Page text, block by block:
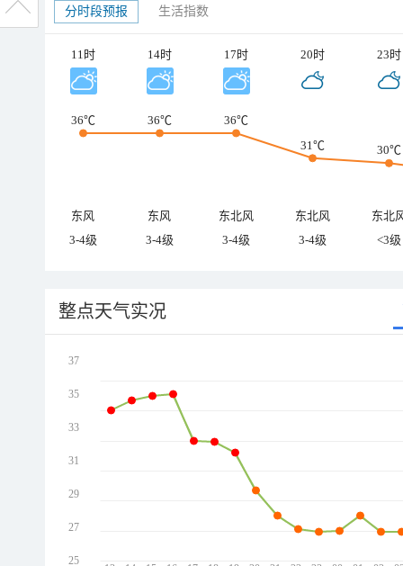
分时段预报 生活指数
11时 14时 17时 20时 23时
36℃ 36℃
36℃
31℃
30℃
东风 东风 东北风 东北风
东北
3-4级
3-4级 3-4级 3-4级 <3级
整点天气实况
37
35
33
31
29
27
25